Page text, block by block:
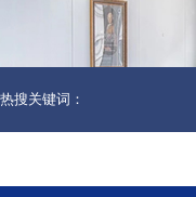
热搜关键词：